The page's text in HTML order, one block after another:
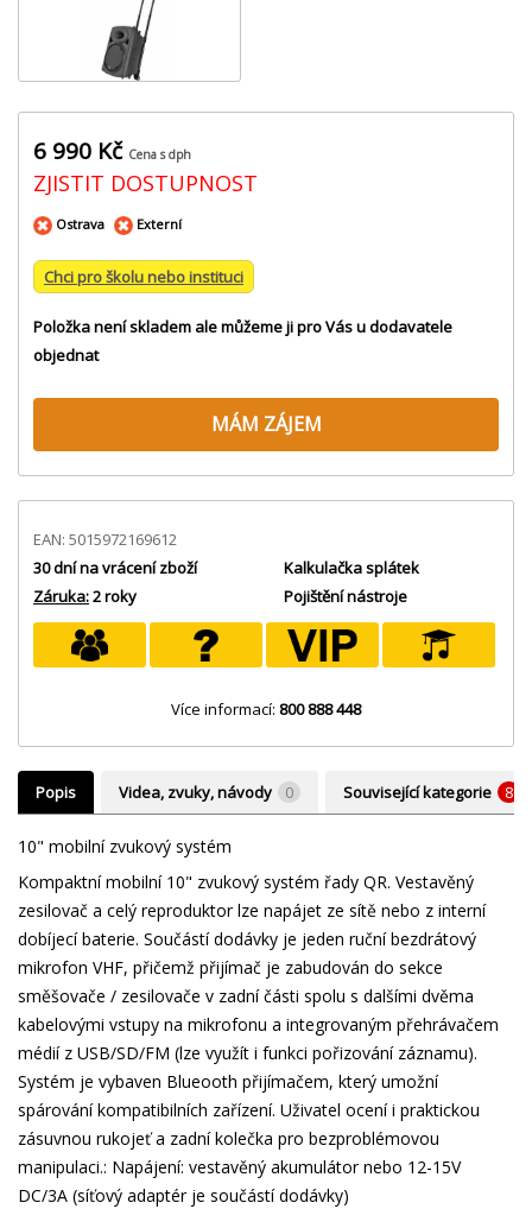
6 990 Kč Cena s dph
ZJISTIT DOSTUPNOST
Ostrava Externí
Chci pro školu nebo instituci
Položka není skladem ale můžeme ji pro Vás u dodavatele
objednat
MÁM ZÁJEM
EAN: 5015972169612
30 dní na vrácení zboží
Záruka:2 roky
Kalkulačka splátek
Pojištění nástroje
Více informací: 800 888 448
Popis Videa, zvuky, návody 0 Související kategorie 8
10" mobilní zvukový systém
Kompaktní mobilní 10" zvukový systém řady QR. Vestavěný
zesilovač a celý reproduktor lze napájet ze sítě nebo z interní
dobíjecí baterie. Součástí dodávky je jeden ruční bezdrátový
mikrofon VHF, přičemž přijímač je zabudován do sekce
směšovače / zesilovače v zadní části spolu s dalšími dvěma
kabelovými vstupy na mikrofonu a integrovaným přehrávačem
médií z USB/SD/FM (lze využít i funkci pořizování záznamu).
Systém je vybaven Blueooth přijímačem, který umožní
spárování kompatibilních zařízení. Uživatel ocení i praktickou
zásuvnou rukojeť a zadní kolečka pro bezproblémovou
manipulaci.: Napájení: vestavěný akumulátor nebo 12-15V
DC/3A (síťový adaptér je součástí dodávky)